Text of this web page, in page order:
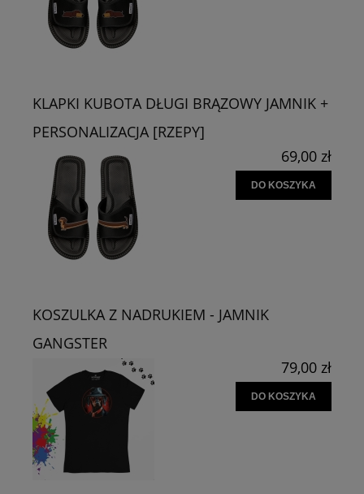
KLAPKI KUBOTA DŁUGI BRĄZOWY JAMNIK +
PERSONALIZACJA [RZEPY]
69,00 zł
DO KOSZYKA
KOSZULKA Z NADRUKIEM - JAMNIK
GANGSTER
79,00 zł
DO KOSZYKA